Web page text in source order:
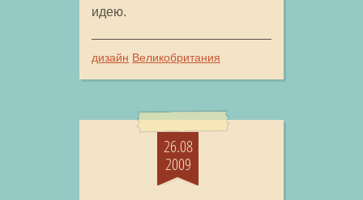
идею.
дизайн Великобритания
26.08
2009